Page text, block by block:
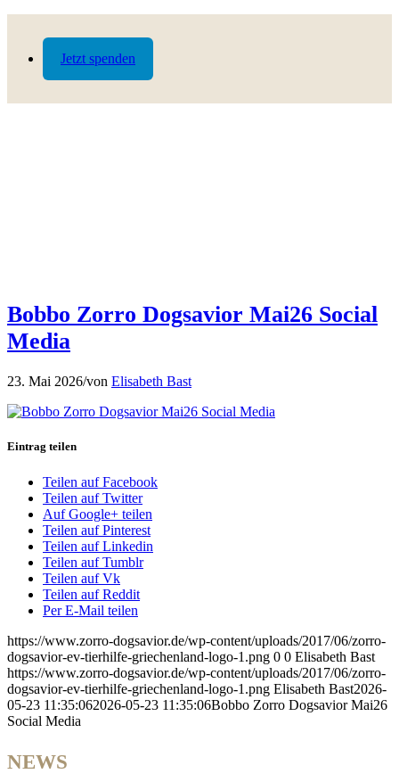
Jetzt spenden
Bobbo Zorro Dogsavior Mai26 Social
Media
23. Mai 2026/von Elisabeth Bast
Eintrag teilen
Teilen auf Facebook
Teilen auf Twitter
Auf Google+ teilen
Teilen auf Pinterest
Teilen auf Linkedin
Teilen auf Tumblr
Teilen auf Vk
Teilen auf Reddit
Per E-Mail teilen
https://www.zorro-dogsavior.de/wp-content/uploads/2017/06/zorro-
dogsavior-ev-tierhilfe-griechenland-logo-1.png 0 0 Elisabeth Bast
https://www.zorro-dogsavior.de/wp-content/uploads/2017/06/zorro-
dogsavior-ev-tierhilfe-griechenland-logo-1.png Elisabeth Bast2026-
05-23 11:35:062026-05-23 11:35:06Bobbo Zorro Dogsavior Mai26
Social Media
NEWS